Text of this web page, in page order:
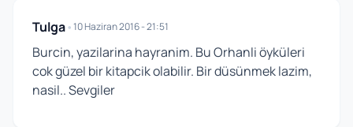
Tulga•10 Haziran 2016 - 21:51
Burcin, yazilarina hayranim. Bu Orhanli öyküleri
cok güzel bir kitapcik olabilir. Bir düsünmek lazim,
nasil.. Sevgiler